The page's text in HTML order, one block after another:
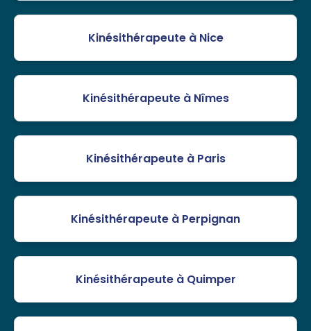
Kinésithérapeute à Nice
Kinésithérapeute à Nîmes
Kinésithérapeute à Paris
Kinésithérapeute à Perpignan
Kinésithérapeute à Quimper